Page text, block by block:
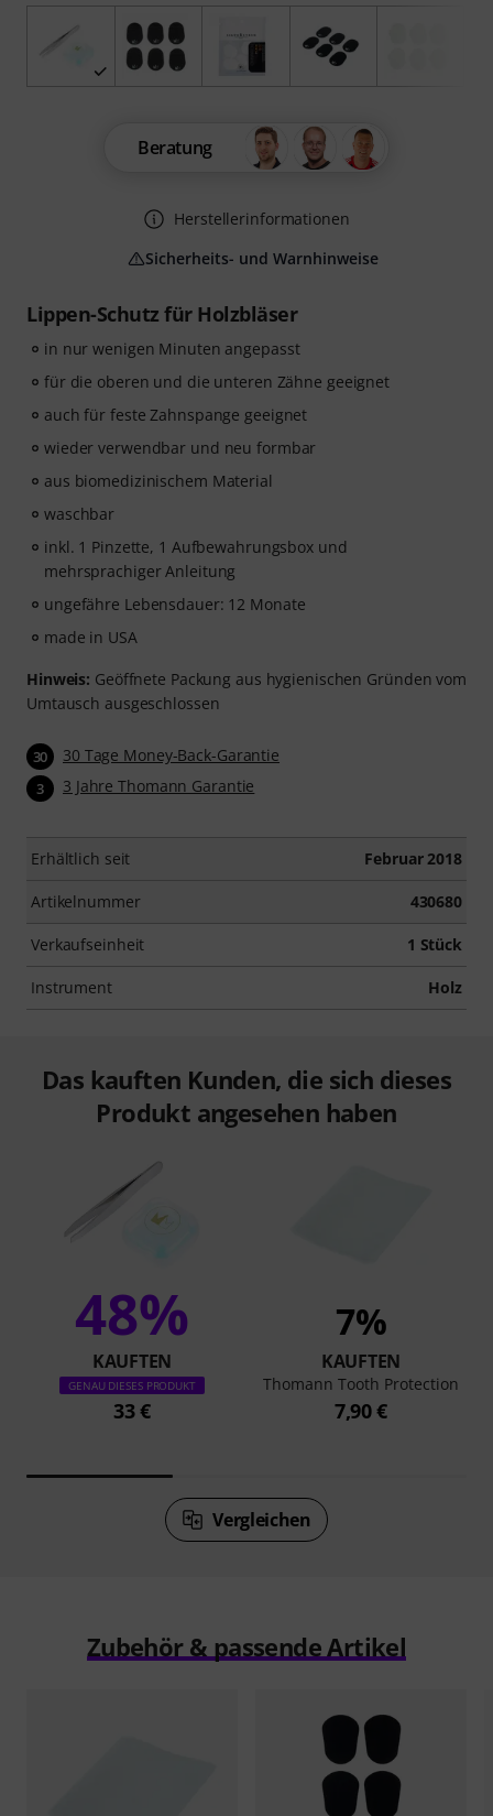
Lippen-Schutz für Holzbläser
in nur wenigen Minuten angepasst
für die oberen und die unteren Zähne geeignet
auch für feste Zahnspange geeignet
wieder verwendbar und neu formbar
aus biomedizinischem Material
waschbar
inkl. 1 Pinzette, 1 Aufbewahrungsbox und
mehrsprachiger Anleitung
ungefähre Lebensdauer: 12 Monate
made in USA
Hinweis: Geöffnete Packung aus hygienischen Gründen vom
Umtausch ausgeschlossen
30 30 Tage Money-Back-Garantie
3 3 Jahre Thomann Garantie
Erhältlich seit Februar 2018
Artikelnummer 430680
Verkaufseinheit 1 Stück
Instrument Holz
Beratung
Herstellerinformationen
Sicherheits- und Warnhinweise
Das kauften Kunden, die sich dieses
Produkt angesehen haben
48%
KAUFTEN
GENAU DIESES PRODUKT
33 €
7%
KAUFTEN
Thomann Tooth Protection
7,90 €
Vergleichen
Zubehör & passende Artikel